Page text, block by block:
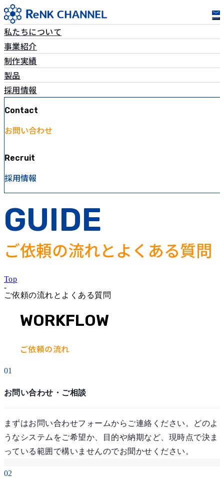
私たちについて
事業紹介
制作実績
製品
採用情報
Contact
お問い合わせ
Recruit
採用情報
GUIDE
ご依頼の流れとよくある質問
Top
-
ご依頼の流れとよくある質問
WORKFLOW
ご依頼の流れ
01
お問い合わせ・ご相談
まずはお問い合わせフォームからご連絡ください。どのよ
うなシステムをご希望か、目的や納期など、現時点で決ま
っている範囲で構いませんのでお聞かせください。
02